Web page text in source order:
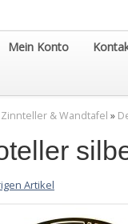
Mein Konto
Zinnteller & Wandtafel »
Artikel